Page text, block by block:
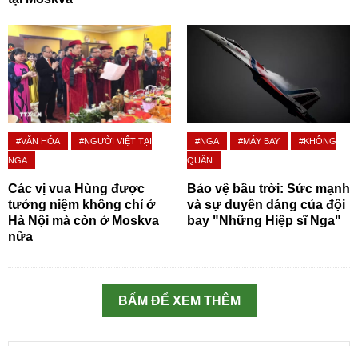
#VĂN HÓA
#NGƯỜI VIỆT TẠI
NGA
Các vị vua Hùng được
tưởng niệm không chỉ ở
Hà Nội mà còn ở Moskva
nữa
#NGA #MÁY BAY
#KHÔNG
QUÂN
Bảo vệ bầu trời: Sức mạnh
và sự duyên dáng của đội
bay "Những Hiệp sĩ Nga"
BẤM ĐỂ XEM THÊM